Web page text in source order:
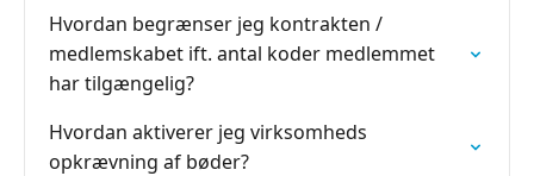
Hvordan begrænser jeg kontrakten /
medlemskabet ift. antal koder medlemmet
har tilgængelig?
Hvordan aktiverer jeg virksomheds
opkrævning af bøder?